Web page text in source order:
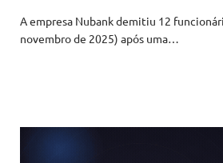
A empresa Nubank demitiu 12
novembro de 2025) após uma…